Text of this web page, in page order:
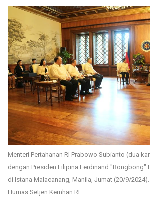
Menteri Pertahanan RI Prabowo Subianto (dua
dengan Presiden Filipina Ferdinand "Bongbong"
di Istana Malacanang, Manila, Jumat (20/9/
Humas Setjen Kemhan RI.